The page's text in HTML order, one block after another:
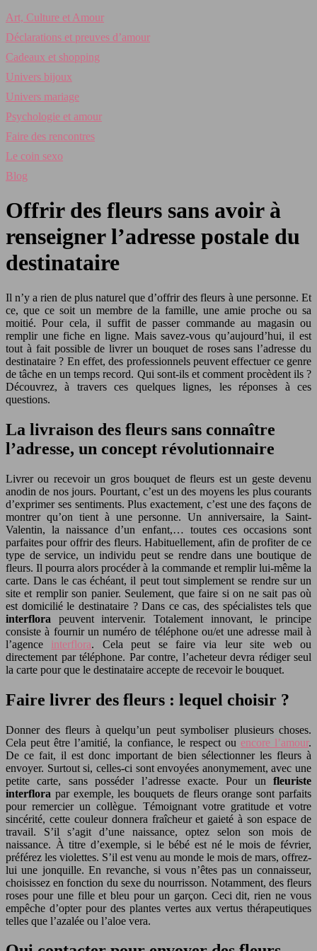
Art, Culture et Amour
Déclarations et preuves d’amour
Cadeaux et shopping
Univers bijoux
Univers mariage
Psychologie et amour
Faire des rencontres
Le coin sexo
Blog
Offrir des fleurs sans avoir à
renseigner l’adresse postale du
destinataire
Il n’y a rien de plus naturel que d’offrir des fleurs à une personne. Et
ce, que ce soit un membre de la famille, une amie proche ou sa
moitié. Pour cela, il suffit de passer commande au magasin ou
remplir une fiche en ligne. Mais savez-vous qu’aujourd’hui, il est
tout à fait possible de livrer un bouquet de roses sans l’adresse du
destinataire ? En effet, des professionnels peuvent effectuer ce genre
de tâche en un temps record. Qui sont-ils et comment procèdent ils ?
Découvrez, à travers ces quelques lignes, les réponses à ces
questions.
La livraison des fleurs sans connaître
l’adresse, un concept révolutionnaire
Livrer ou recevoir un gros bouquet de fleurs est un geste devenu
anodin de nos jours. Pourtant, c’est un des moyens les plus courants
d’exprimer ses sentiments. Plus exactement, c’est une des façons de
montrer qu’on tient à une personne. Un anniversaire, la Saint-
Valentin, la naissance d’un enfant,… toutes ces occasions sont
parfaites pour offrir des fleurs. Habituellement, afin de profiter de ce
type de service, un individu peut se rendre dans une boutique de
fleurs. Il pourra alors procéder à la commande et remplir lui-même la
carte. Dans le cas échéant, il peut tout simplement se rendre sur un
site et remplir son panier. Seulement, que faire si on ne sait pas où
est domicilié le destinataire ? Dans ce cas, des spécialistes tels que
interflora peuvent intervenir. Totalement innovant, le principe
consiste à fournir un numéro de téléphone ou/et une adresse mail à
l’agence interflora. Cela peut se faire via leur site web ou
directement par téléphone. Par contre, l’acheteur devra rédiger seul
la carte pour que le destinataire accepte de recevoir le bouquet.
Faire livrer des fleurs : lequel choisir ?
Donner des fleurs à quelqu’un peut symboliser plusieurs choses.
Cela peut être l’amitié, la confiance, le respect ou encore l’amour.
De ce fait, il est donc important de bien sélectionner les fleurs à
envoyer. Surtout si, celles-ci sont envoyées anonymement, avec une
petite carte, sans posséder l’adresse exacte. Pour un fleuriste
interflora par exemple, les bouquets de fleurs orange sont parfaits
pour remercier un collègue. Témoignant votre gratitude et votre
sincérité, cette couleur donnera fraîcheur et gaieté à son espace de
travail. S’il s’agit d’une naissance, optez selon son mois de
naissance. À titre d’exemple, si le bébé est né le mois de février,
préférez les violettes. S’il est venu au monde le mois de mars, offrez-
lui une jonquille. En revanche, si vous n’êtes pas un connaisseur,
choisissez en fonction du sexe du nourrisson. Notamment, des fleurs
roses pour une fille et bleu pour un garçon. Ceci dit, rien ne vous
empêche d’opter pour des plantes vertes aux vertus thérapeutiques
telles que l’azalée ou l’aloe vera.